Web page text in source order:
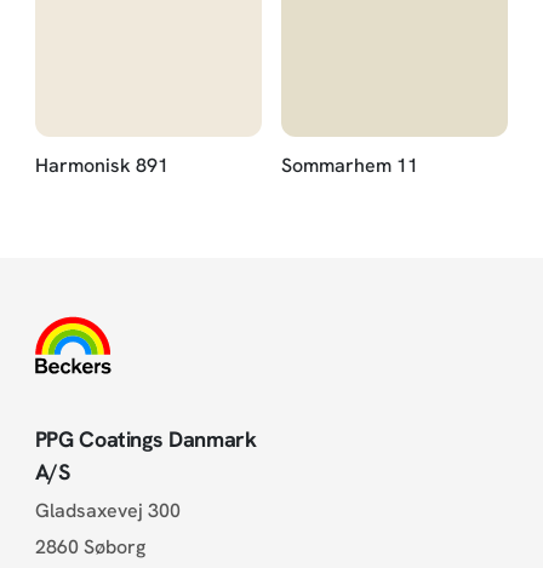
Harmonisk 891 Sommarhem 11
PPG Coatings Danmark
A/S
Gladsaxevej 300
2860 Søborg